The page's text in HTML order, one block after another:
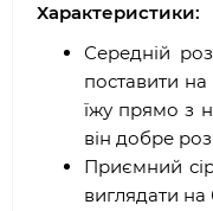
Характеристики:
Середній
поставити
їжу прямо з
він добре
Приємний
виглядати на